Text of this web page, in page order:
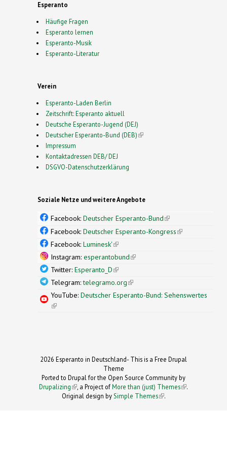
Esperanto
Häufige Fragen
Esperanto lernen
Esperanto-Musik
Esperanto-Literatur
Verein
Esperanto-Laden Berlin
Zeitschrift: Esperanto aktuell
Deutsche Esperanto-Jugend (DEJ)
Deutscher Esperanto-Bund (DEB)(link is external)
Impressum
Kontaktadressen DEB/ DEJ
DSGVO-Datenschutzerklärung
Soziale Netze und weitere Angebote
Facebook: Deutscher Esperanto-Bund(link is
external)
Facebook: Deutscher Esperanto-Kongress(link is
Facebook: Luminesk'(link is external)
Instagram: esperantobund(link is external)
Twitter: Esperanto_D(link is external)
Telegram:telegramo.org(link is external)
YouTube: Deutscher Esperanto-Bund: Sehenswertes
(link is external)
2026 Esperanto in Deutschland- This is a Free Drupal
Theme
Ported to Drupal for the Open Source Community by
Drupalizing(link is external)
, a Project ofMore than (just) Themes (link is
.
Original design bySimple Themes
(link is
.